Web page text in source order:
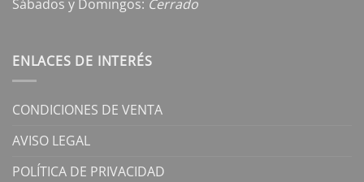
Sábados y Domingos: Cerrado
ENLACES DE INTERÉS
CONDICIONES DE VENTA
AVISO LEGAL
POLÍTICA DE PRIVACIDAD